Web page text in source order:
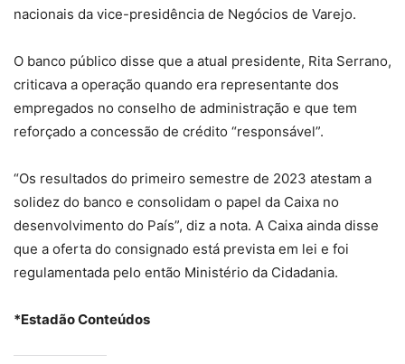
nacionais da vice-presidência de Negócios de Varejo.
O banco público disse que a atual presidente, Rita Serrano,
criticava a operação quando era representante dos
empregados no conselho de administração e que tem
reforçado a concessão de crédito “responsável”.
“Os resultados do primeiro semestre de 2023 atestam a
solidez do banco e consolidam o papel da Caixa no
desenvolvimento do País”, diz a nota. A Caixa ainda disse
que a oferta do consignado está prevista em lei e foi
regulamentada pelo então Ministério da Cidadania.
*Estadão Conteúdos